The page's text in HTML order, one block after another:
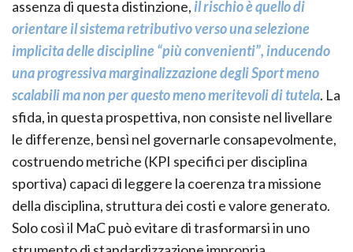
assenza di questa distinzione, il rischio è quello di
orientare il sistema retributivo verso una selezione
implicita delle discipline “più convenienti”, inducendo
una progressiva marginalizzazione degli Sport meno
scalabili ma non per questo meno meritevoli di tutela. La
sfida, in questa prospettiva, non consiste nel livellare
le differenze, bensì nel governarle consapevolmente,
costruendo metriche (KPI specifici per disciplina
sportiva) capaci di leggere la coerenza tra missione
della disciplina, struttura dei costi e valore generato.
Solo così il MaC può evitare di trasformarsi in uno